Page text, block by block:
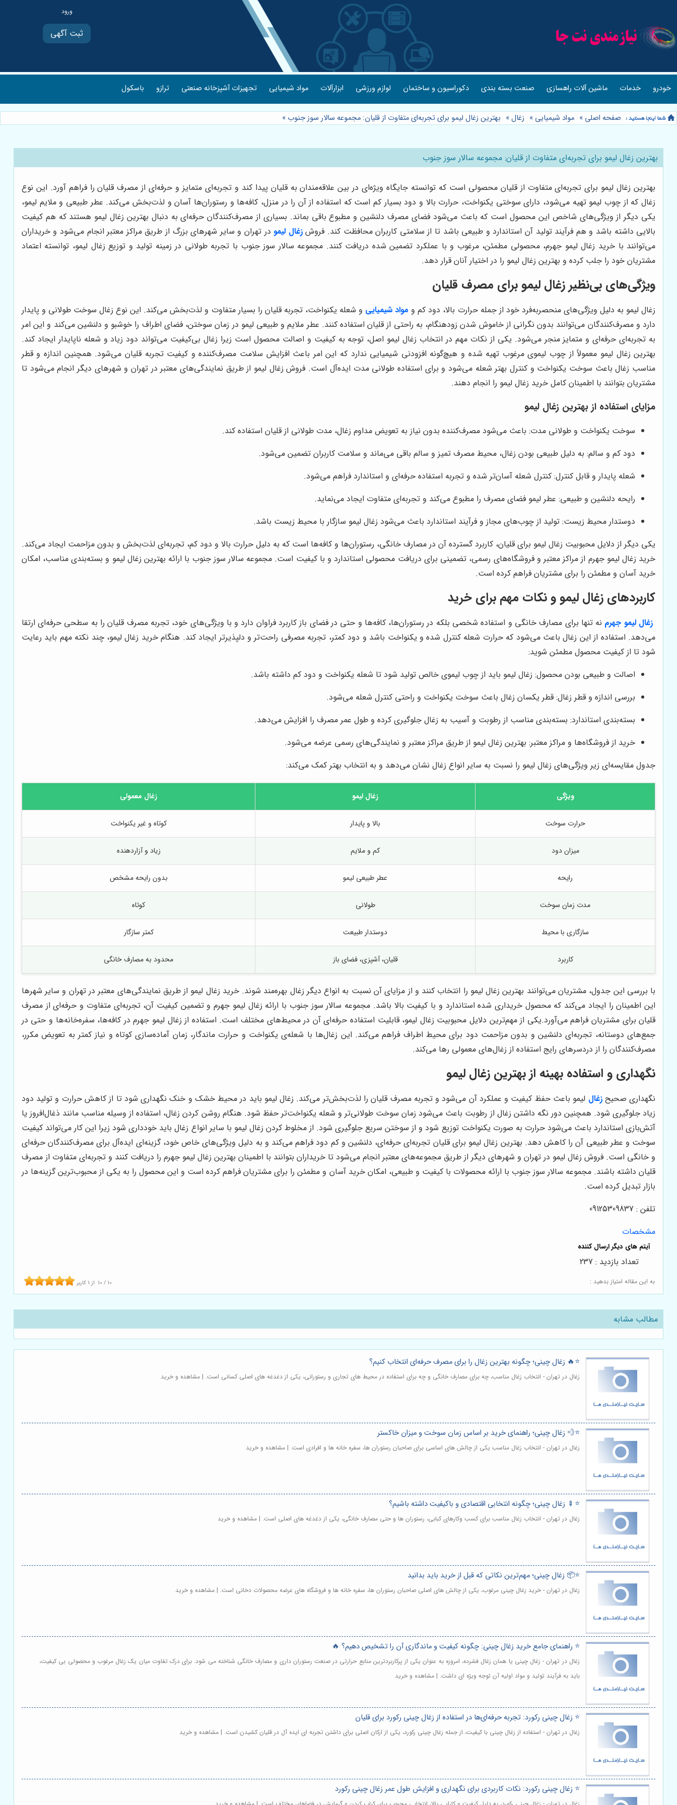
ثبت آگهی
خودرو خدمات ماشین آلات راهسازی صنعت بسته بندی دکوراسیون و ساختمان لوازم ورزشی ابزارآلات مواد شیمیایی تجهیزات آشپزخانه صنعتی ترازو باسکول
صفحه اصلی » مواد شیمیایی » زغال» بهترین زغال لیمو برای تجربه‌ای متفاوت از قلیان: مجموعه سالار سوز جنوب »
بهترین زغال لیمو برای تجربه‌ای متفاوت از قلیان: مجموعه سالار سوز جنوب
بهترین زغال لیمو برای تجربه‌ای متفاوت از قلیان محصولی است که توانسته جایگاه ویژه‌ای در بین علاقه‌مندان به قلیان پیدا کند و تجربه‌ای متمایز و حرفه‌ای از مصرف قلیان را فراهم آورد. این نوع
زغال که از چوب لیمو تهیه می‌شود، دارای سوختی یکنواخت، حرارت بالا و دود بسیار کم است که استفاده از آن را در منزل، کافه‌ها و رستوران‌ها آسان و لذت‌بخش می‌کند. عطر طبیعی و ملایم لیمو،
یکی دیگر از ویژگی‌های شاخص این محصول است که باعث می‌شود فضای مصرف دلنشین و مطبوع باقی بماند. بسیاری از مصرف‌کنندگان حرفه‌ای به دنبال بهترین زغال لیمو هستند که هم کیفیت
بالایی داشته باشد و هم فرآیند تولید آن استاندارد و طبیعی باشد تا از سلامتی کاربران محافظت کند. فروش زغال لیمو در تهران و سایر شهرهای بزرگ از طریق مراکز معتبر انجام می‌شود و خریداران
می‌توانند با خرید زغال لیمو جهرم، محصولی مطمئن، مرغوب و با عملکرد تضمین شده دریافت کنند. مجموعه سالار سوز جنوب با تجربه طولانی در زمینه تولید و توزیع زغال لیمو، توانسته اعتماد
مشتریان خود را جلب کرده و بهترین زغال لیمو را در اختیار آنان قرار دهد.
ویژگی‌های بی‌نظیر زغال لیمو برای مصرف قلیان
زغال لیمو به دلیل ویژگی‌های منحصربه‌فرد خود از جمله حرارت بالا، دود کم و مواد شیمیایی و شعله یکنواخت، تجربه قلیان را بسیار متفاوت و لذت‌بخش می‌کند. این نوع زغال سوخت طولانی و پایدار
دارد و مصرف‌کنندگان می‌توانند بدون نگرانی از خاموش شدن زودهنگام، به راحتی از قلیان استفاده کنند. عطر ملایم و طبیعی لیمو در زمان سوختن، فضای اطراف را خوشبو و دلنشین می‌کند و این امر
به تجربه‌ای حرفه‌ای و متمایز منجر می‌شود. یکی از نکات مهم در انتخاب زغال لیمو اصل، توجه به کیفیت و اصالت محصول است زیرا زغال بی‌کیفیت می‌تواند دود زیاد و شعله ناپایدار ایجاد کند.
بهترین زغال لیمو معمولاً از چوب لیموی مرغوب تهیه شده و هیچ‌گونه افزودنی شیمیایی ندارد که این امر باعث افزایش سلامت مصرف‌کننده و کیفیت تجربه قلیان می‌شود. همچنین اندازه و قطر
مناسب زغال باعث سوخت یکنواخت و کنترل بهتر شعله می‌شود و برای استفاده طولانی مدت ایده‌آل است. فروش زغال لیمو از طریق نمایندگی‌های معتبر در تهران و شهرهای دیگر انجام می‌شود تا
مشتریان بتوانند با اطمینان کامل خرید زغال لیمو را انجام دهند.
مزایای استفاده از بهترین زغال لیمو
سوخت یکنواخت و طولانی مدت: باعث می‌شود مصرف‌کننده بدون نیاز به تعویض مداوم زغال، مدت طولانی از قلیان استفاده کند.
دود کم و سالم: به دلیل طبیعی بودن زغال، محیط مصرف تمیز و سالم باقی می‌ماند و سلامت کاربران تضمین می‌شود.
شعله پایدار و قابل کنترل: کنترل شعله آسان‌تر شده و تجربه استفاده حرفه‌ای و استاندارد فراهم می‌شود.
رایحه دلنشین و طبیعی: عطر لیمو فضای مصرف را مطبوع می‌کند و تجربه‌ای متفاوت ایجاد می‌نماید.
دوستدار محیط زیست: تولید از چوب‌های مجاز و فرآیند استاندارد باعث می‌شود زغال لیمو سازگار با محیط زیست باشد.
یکی دیگر از دلایل محبوبیت زغال لیمو برای قلیان، کاربرد گسترده آن در مصارف خانگی، رستوران‌ها و کافه‌ها است که به دلیل حرارت بالا و دود کم، تجربه‌ای لذت‌بخش و بدون مزاحمت ایجاد می‌کند.
خرید زغال لیمو جهرم از مراکز معتبر و فروشگاه‌های رسمی، تضمینی برای دریافت محصولی استاندارد و با کیفیت است. مجموعه سالار سوز جنوب با ارائه بهترین زغال لیمو و بسته‌بندی مناسب، امکان
خرید آسان و مطمئن را برای مشتریان فراهم کرده است.
کاربردهای زغال لیمو و نکات مهم برای خرید
زغال لیمو جهرم نه تنها برای مصارف خانگی و استفاده شخصی بلکه در رستوران‌ها، کافه‌ها و حتی در فضای باز کاربرد فراوان دارد و با ویژگی‌های خود، تجربه مصرف قلیان را به سطحی حرفه‌ای ارتقا
می‌دهد. استفاده از این زغال باعث می‌شود که حرارت شعله کنترل شده و یکنواخت باشد و دود کمتر، تجربه مصرفی راحت‌تر و دلپذیرتر ایجاد کند. هنگام خرید زغال لیمو، چند نکته مهم باید رعایت
شود تا از کیفیت محصول مطمئن شوید:
اصالت و طبیعی بودن محصول: زغال لیمو باید از چوب لیموی خالص تولید شود تا شعله یکنواخت و دود کم داشته باشد.
بررسی اندازه و قطر زغال: قطر یکسان زغال باعث سوخت یکنواخت و راحتی کنترل شعله می‌شود.
بسته‌بندی استاندارد: بسته‌بندی مناسب از رطوبت و آسیب به زغال جلوگیری کرده و طول عمر مصرف را افزایش می‌دهد.
خرید از فروشگاه‌ها و مراکز معتبر: بهترین زغال لیمو از طریق مراکز معتبر و نمایندگی‌های رسمی عرضه می‌شود.
جدول مقایسه‌ای زیر ویژگی‌های زغال لیمو را نسبت به سایر انواع زغال نشان می‌دهد و به انتخاب بهتر کمک می‌کند:
ویژگی زغال لیمو زغال معمولی
حرارت سوخت بالا و پایدار کوتاه و غیر یکنواخت
میزان دود کم و ملایم زیاد و آزاردهنده
رایحه عطر طبیعی لیمو بدون رایحه مشخص
مدت زمان سوخت طولانی کوتاه
سازگاری با محیط دوستدار طبیعت کمتر سازگار
کاربرد قلیان، آشپزی، فضای باز محدود به مصارف خانگی
با بررسی این جدول، مشتریان می‌توانند بهترین زغال لیمو را انتخاب کنند و از مزایای آن نسبت به انواع دیگر زغال بهره‌مند شوند. خرید زغال لیمو از طریق نمایندگی‌های معتبر در تهران و سایر شهرها
این اطمینان را ایجاد می‌کند که محصول خریداری شده استاندارد و با کیفیت بالا باشد. مجموعه سالار سوز جنوب با ارائه زغال لیمو جهرم و تضمین کیفیت آن، تجربه‌ای متفاوت و حرفه‌ای از مصرف
قلیان برای مشتریان فراهم می‌آورد.یکی از مهم‌ترین دلایل محبوبیت زغال لیمو، قابلیت استفاده حرفه‌ای آن در محیط‌های مختلف است. استفاده از زغال لیمو جهرم در کافه‌ها، سفره‌خانه‌ها و حتی در
جمع‌های دوستانه، تجربه‌ای دلنشین و بدون مزاحمت دود برای محیط اطراف فراهم می‌کند. این زغال‌ها با شعله‌ی یکنواخت و حرارت ماندگار، زمان آماده‌سازی کوتاه و نیاز کمتر به تعویض مکرر،
مصرف‌کنندگان را از دردسرهای رایج استفاده از زغال‌های معمولی رها می‌کند.
نگهداری و استفاده بهینه از بهترین زغال لیمو
نگهداری صحیح زغال لیمو باعث حفظ کیفیت و عملکرد آن می‌شود و تجربه مصرف قلیان را لذت‌بخش‌تر می‌کند. زغال لیمو باید در محیط خشک و خنک نگهداری شود تا از کاهش حرارت و تولید دود
زیاد جلوگیری شود. همچنین دور نگه داشتن زغال از رطوبت باعث می‌شود زمان سوخت طولانی‌تر و شعله یکنواخت‌تر حفظ شود. هنگام روشن کردن زغال، استفاده از وسیله مناسب مانند ذغال‌افروز یا
آتش‌بازی استاندارد باعث می‌شود حرارت به صورت یکنواخت توزیع شود و از سوختن سریع جلوگیری شود. از مخلوط کردن زغال لیمو با سایر انواع زغال باید خودداری شود زیرا این کار می‌تواند کیفیت
سوخت و عطر طبیعی آن را کاهش دهد. بهترین زغال لیمو برای قلیان تجربه‌ای حرفه‌ای، دلنشین و کم دود فراهم می‌کند و به دلیل ویژگی‌های خاص خود، گزینه‌ای ایده‌آل برای مصرف‌کنندگان حرفه‌ای
و خانگی است. فروش زغال لیمو در تهران و شهرهای دیگر از طریق مجموعه‌های معتبر انجام می‌شود تا خریداران بتوانند با اطمینان بهترین زغال لیمو جهرم را دریافت کنند و تجربه‌ای متفاوت از مصرف
قلیان داشته باشند. مجموعه سالار سوز جنوب با ارائه محصولات با کیفیت و طبیعی، امکان خرید آسان و مطمئن را برای مشتریان فراهم کرده است و این محصول را به یکی از محبوب‌ترین گزینه‌ها در
بازار تبدیل کرده است.
تلفن : 09125309837
مشخصات
به این مقاله امتیاز بدهید : 10 / 10 از 1 کاربر
تعداد بازدید : 237
مطالب مشابه
⭐️🔥 زغال چینی؛ چگونه بهترین زغال را برای مصرف حرفه‌ای انتخاب کنیم؟
زغال در تهران - انتخاب زغال مناسب، چه برای مصارف خانگی و چه برای استفاده در محیط های تجاری و رستورانی، یکی از دغدغه های اصلی کسانی است. | مشاهده و خرید
⭐️💨 زغال چینی؛ راهنمای خرید بر اساس زمان سوخت و میزان خاکستر
زغال در تهران - انتخاب زغال مناسب یکی از چالش های اساسی برای صاحبان رستوران ها، سفره خانه ها و افرادی است. | مشاهده و خرید
⭐️🍢 زغال چینی؛ چگونه انتخابی اقتصادی و باکیفیت داشته باشیم؟
زغال در تهران - انتخاب زغال مناسب برای کسب وکارهای کبابی، رستوران ها و حتی مصارف خانگی، یکی از دغدغه های اصلی است. | مشاهده و خرید
⭐️📦 زغال چینی؛ مهم‌ترین نکاتی که قبل از خرید باید بدانید
زغال در تهران - خرید زغال چینی مرغوب، یکی از چالش های اصلی صاحبان رستوران ها، سفره خانه ها و فروشگاه های عرضه محصولات دخانی است. | مشاهده و خرید
⭐️ راهنمای جامع خرید زغال چینی: چگونه کیفیت و ماندگاری آن را تشخیص دهیم؟ 🔥
زغال در تهران - زغال چینی یا همان زغال فشرده، امروزه به عنوان یکی از پرکاربردترین منابع حرارتی در صنعت رستوران داری و مصارف خانگی شناخته می شود. برای درک تفاوت میان یک زغال مرغوب و محصولی بی کیفیت،
باید به فرآیند تولید و مواد اولیه آن توجه ویژه ای داشت. | مشاهده و خرید
⭐️ زغال چینی رکورد: تجربه حرفه‌ای‌ها در استفاده از زغال چینی رکورد برای قلیان
زغال در تهران - استفاده از زغال چینی با کیفیت، از جمله زغال چینی رکورد، یکی از ارکان اصلی برای داشتن تجربه ای ایده آل در قلیان کشیدن است. | مشاهده و خرید
⭐️ زغال چینی رکورد: نکات کاربردی برای نگهداری و افزایش طول عمر زغال چینی رکورد